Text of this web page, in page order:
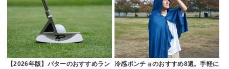
【2026年版】パターのおすすめラン
冷感ポンチョのおすすめ8選。手軽に